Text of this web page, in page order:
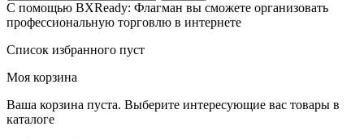
С помощью BXReady: Флагман вы сможете организовать
профессиональную торговлю в интернете
Список избранного пуст
Моя корзина
Ваша корзина пуста. Выберите интересующие вас товары в
каталоге